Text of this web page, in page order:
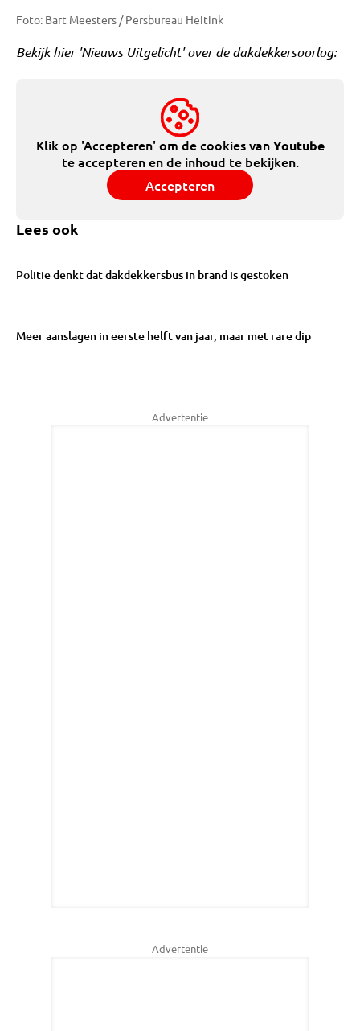
Foto: Bart Meesters / Persbureau Heitink
Bekijk hier 'Nieuws Uitgelicht' over de dakdekkersoorlog:
Klik op 'Accepteren' om de cookies vanYoutube
te accepteren en de inhoud te bekijken.
Accepteren
Lees ook
Politie denkt dat dakdekkersbus in brand is gestoken
Meer aanslagen in eerste helft van jaar, maar met rare dip
Advertentie
Advertentie